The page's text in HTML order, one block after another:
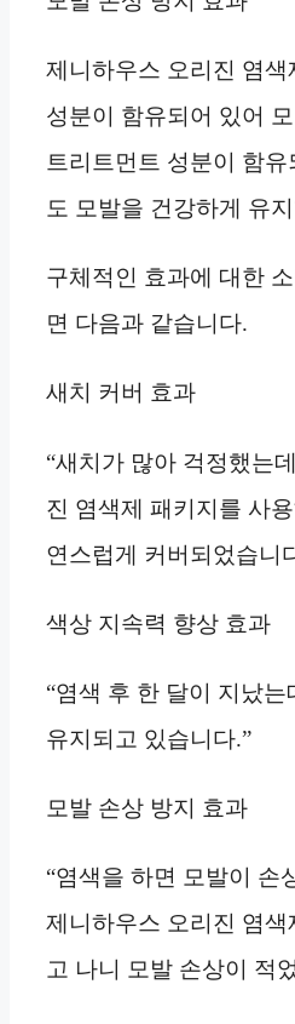
제니하우스 오리진 염색
성분이 함유되어 있어
트리트먼트 성분이 함유
도 모발을 건강하게 유
구체적인 효과에 대한
면 다음과 같습니다.
새치 커버 효과
“새치가 많아 걱정했는
진 염색제 패키지를 사
연스럽게 커버되었습니
색상 지속력 향상 효과
“염색 후 한 달이 지났
유지되고 있습니다.”
모발 손상 방지 효과
“염색을 하면 모발이 손
제니하우스 오리진 염
고 나니 모발 손상이 적